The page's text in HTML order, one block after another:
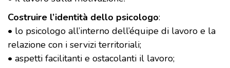
Costruire l’identità dello psicologo:
• lo psicologo all’interno dell’équipe di lavoro e la
relazione con i servizi territoriali;
• aspetti facilitanti e ostacolanti il lavoro;